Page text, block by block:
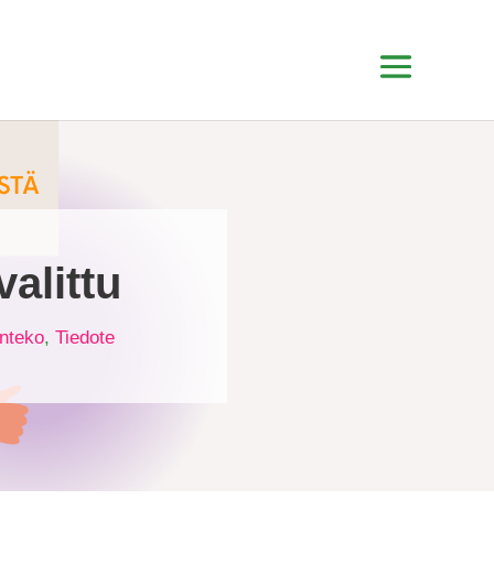
, Tiedote